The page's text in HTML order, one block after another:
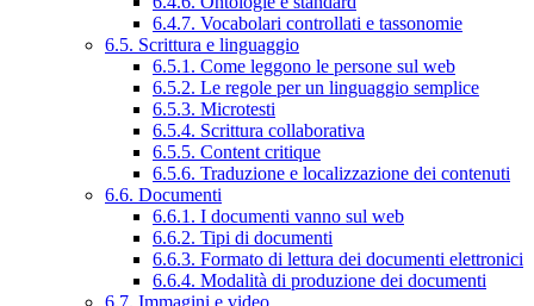
6.4.7. Vocabolari controllati e tassonomie
6.5. Scrittura e linguaggio
6.5.1. Come leggono le persone sul web
6.5.2. Le regole per un linguaggio semplice
6.5.3. Microtesti
6.5.4. Scrittura collaborativa
6.5.5. Content critique
6.5.6. Traduzione e localizzazione dei contenuti
6.6. Documenti
6.6.1. I documenti vanno sul web
6.6.2. Tipi di documenti
6.6.3. Formato di lettura dei documenti elettronici
6.6.4. Modalità di produzione dei documenti
6.7. Immagini e video